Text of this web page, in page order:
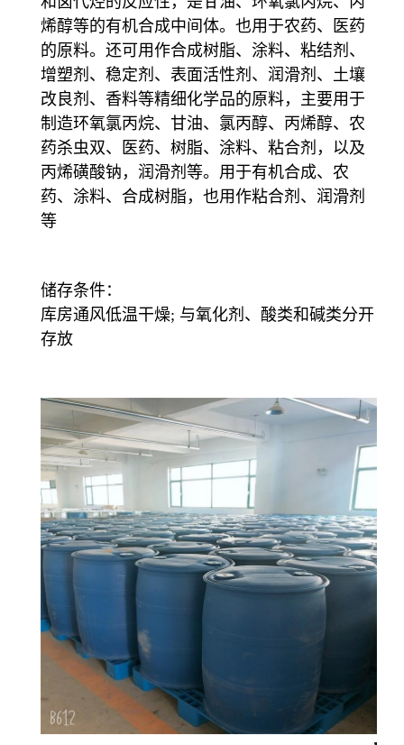
烯醇等的有机合成中间体。也用于农药、医药
的原料。还可用作合成树脂、涂料、粘结剂、
增塑剂、稳定剂、表面活性剂、润滑剂、土壤
改良剂、香料等精细化学品的原料，主要用于
制造环氧氯丙烷、甘油、氯丙醇、丙烯醇、农
药杀虫双、医药、树脂、涂料、粘合剂，以及
丙烯磺酸钠，润滑剂等。用于有机合成、农
药、涂料、合成树脂，也用作粘合剂、润滑剂
等
储存条件：
库房通风低温干燥; 与氧化剂、酸类和碱类分开
存放